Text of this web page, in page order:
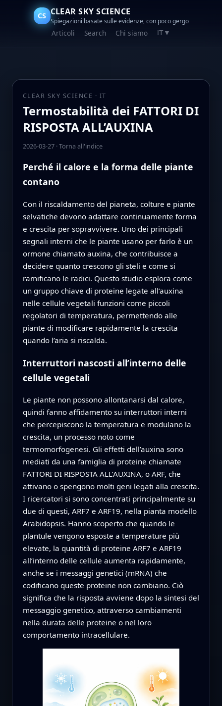
CS CLEAR SKY SCIENCE
Spiegazioni basate sulle evidenze, con poco gergo
Articoli Search Chi siamo IT ▼
CLEAR SKY SCIENCE · IT
Termostabilità dei FATTORI DI
RISPOSTA ALL’AUXINA
2026-03-27·Torna all'indice
Perché il calore e la forma delle piante
contano
Con il riscaldamento del pianeta, colture e piante
selvatiche devono adattare continuamente forma
e crescita per sopravvivere. Uno dei principali
segnali interni che le piante usano per farlo è un
ormone chiamato auxina, che contribuisce a
decidere quanto crescono gli steli e come si
ramificano le radici. Questo studio esplora come
un gruppo chiave di proteine legate all’auxina
nelle cellule vegetali funzioni come piccoli
regolatori di temperatura, permettendo alle
piante di modificare rapidamente la crescita
quando l’aria si riscalda.
Interruttori nascosti all’interno delle
cellule vegetali
Le piante non possono allontanarsi dal calore,
quindi fanno affidamento su interruttori interni
che percepiscono la temperatura e modulano la
crescita, un processo noto come
termomorfogenesi. Gli effetti dell’auxina sono
mediati da una famiglia di proteine chiamate
FATTORI DI RISPOSTA ALL’AUXINA, o ARF, che
attivano o spengono molti geni legati alla crescita.
I ricercatori si sono concentrati principalmente su
due di questi, ARF7 e ARF19, nella pianta modello
Arabidopsis. Hanno scoperto che quando le
plantule vengono esposte a temperature più
elevate, la quantità di proteine ARF7 e ARF19
all’interno delle cellule aumenta rapidamente,
anche se i messaggi genetici (mRNA) che
codificano queste proteine non cambiano. Ciò
significa che la risposta avviene dopo la sintesi del
messaggio genetico, attraverso cambiamenti
nella durata delle proteine o nel loro
comportamento intracellulare.